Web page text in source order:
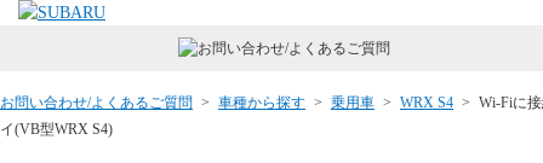
お問い合わせ/よくあるご質問 > 車種から探す > 乗用車 > WRX S4 > Wi-Fiに
イ(VB型WRX S4)